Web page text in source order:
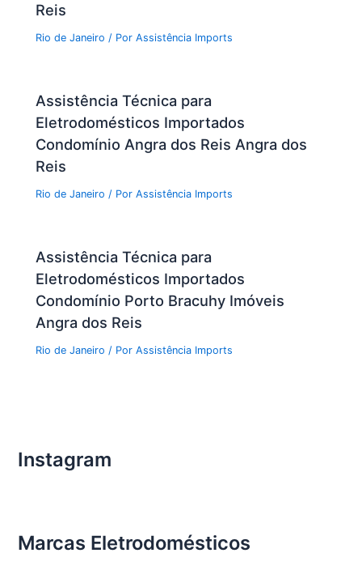
Reis
Rio de Janeiro / PorAssistência Imports
Assistência Técnica para
Eletrodomésticos Importados
Condomínio Angra dos Reis Angra dos
Reis
Rio de Janeiro / PorAssistência Imports
Assistência Técnica para
Eletrodomésticos Importados
Condomínio Porto Bracuhy Imóveis
Angra dos Reis
Rio de Janeiro / PorAssistência Imports
Instagram
Marcas Eletrodomésticos